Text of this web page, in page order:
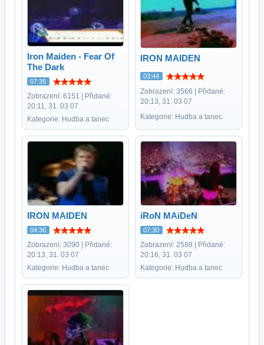
Iron Maiden - Fear Of
The Dark
07:35
Zobrazení: 6151 | Přidané:
20:11, 31. 03 07
Kategorie: Hudba a tanec
IRON MAIDEN
03:44
Zobrazení: 3566 | Přidané:
20:13, 31. 03 07
Kategorie: Hudba a tanec
IRON MAIDEN
04:36
Zobrazení: 3090 | Přidané:
20:13, 31. 03 07
Kategorie: Hudba a tanec
iRoN MAiDeN
07:30
Zobrazení: 2588 | Přidané:
20:16, 31. 03 07
Kategorie: Hudba a tanec